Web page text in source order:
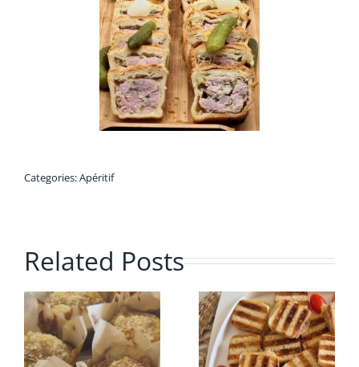
Categories:Apéritif
Related Posts